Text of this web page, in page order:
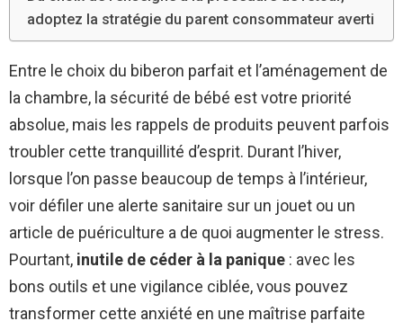
adoptez la stratégie du parent consommateur averti
Entre le choix du biberon parfait et l’aménagement de
la chambre, la sécurité de bébé est votre priorité
absolue, mais les rappels de produits peuvent parfois
troubler cette tranquillité d’esprit. Durant l’hiver,
lorsque l’on passe beaucoup de temps à l’intérieur,
voir défiler une alerte sanitaire sur un jouet ou un
article de puériculture a de quoi augmenter le stress.
Pourtant, inutile de céder à la panique : avec les
bons outils et une vigilance ciblée, vous pouvez
transformer cette anxiété en une maîtrise parfaite